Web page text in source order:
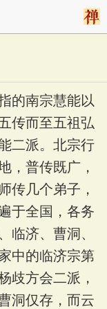
的南宗慧能以
传而至五祖弘
二派。北宗行
，普传既广，
传几个弟子，
于全国，各务
临济、曹洞、
中的临济宗第
歧方会二派，
洞仅存，而云